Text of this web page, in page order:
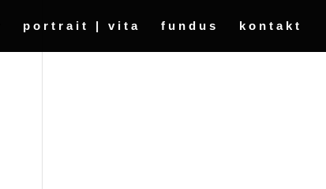
portrait | vita fundus kontakt